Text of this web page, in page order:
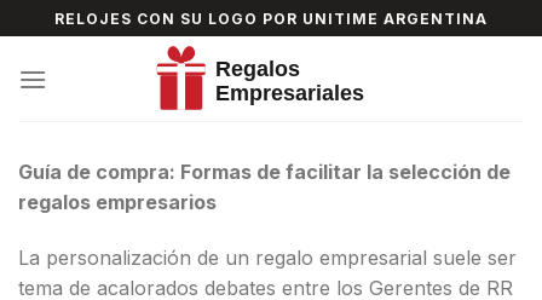
to
content
RELOJES CON SU LOGO POR UNITIME ARGENTINA
Guía de compra: Formas de facilitar la selección de
regalos empresarios
La personalización de un regalo empresarial suele ser
tema de acalorados debates entre los Gerentes de RR